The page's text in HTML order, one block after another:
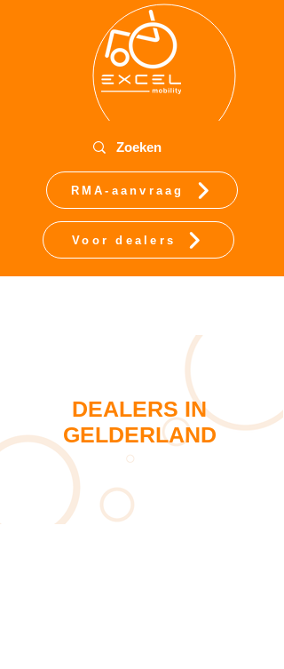
RMA-aanvraag
Voor dealers
DEALERS IN
GELDERLAND